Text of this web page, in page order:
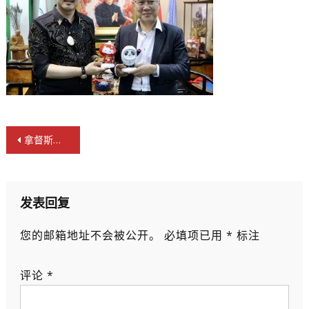
文
章
航
拿督斯里吴罡豪教授晤全港各区工商联会长卢锦钦
发表回复
您的邮箱地址不会被公开。 必填项已用 * 标注
评论 *